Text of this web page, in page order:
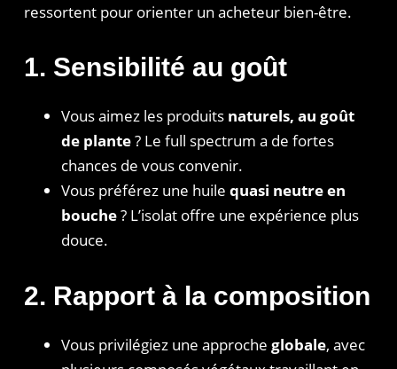
ressortent pour orienter un acheteur bien-être.
1. Sensibilité au goût
Vous aimez les produits naturels, au goût
de plante? Le full spectrum a de fortes
chances de vous convenir.
Vous préférez une huilequasi neutre en
bouche? L’isolat offre une expérience plus
douce.
2. Rapport à la composition
Vous privilégiez une approcheglobale, avec